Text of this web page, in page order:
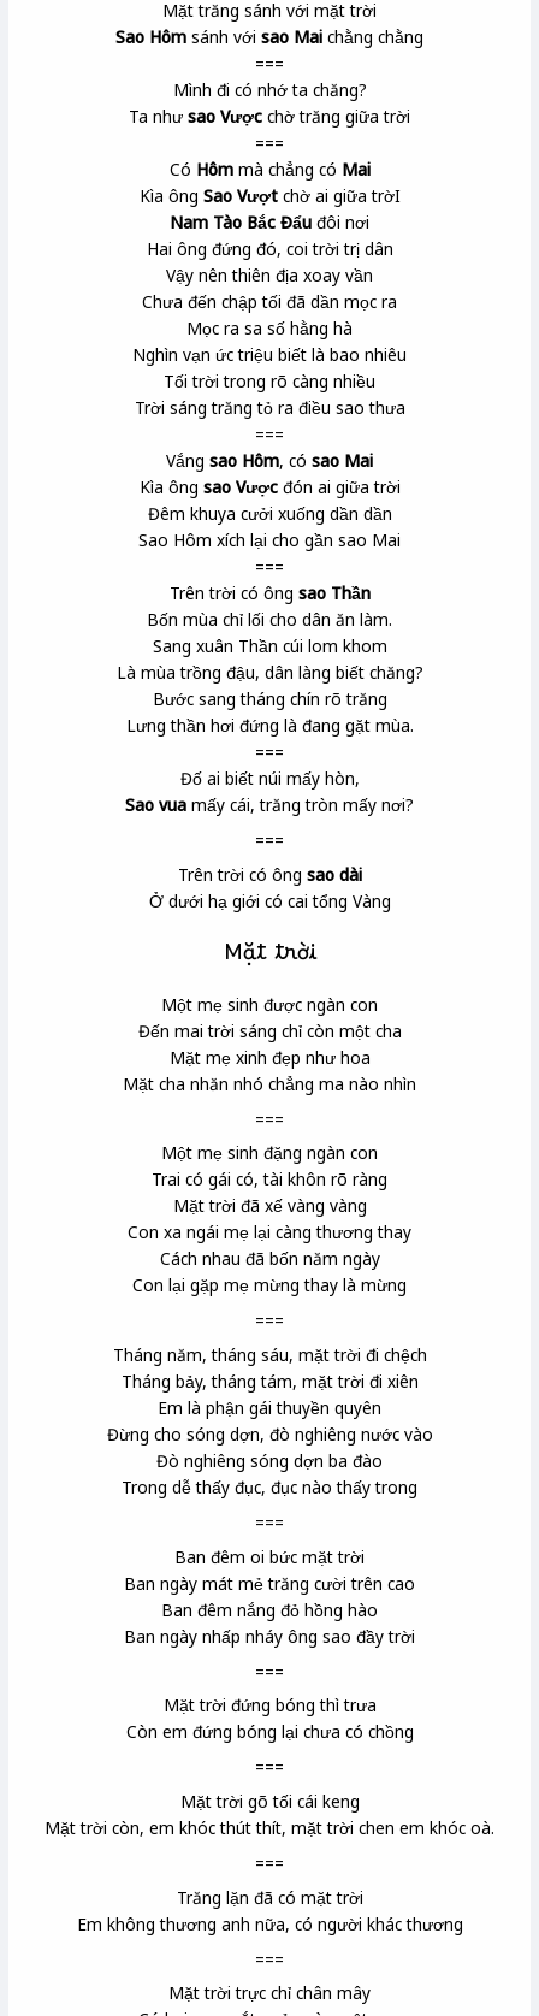
Mặt trăng sánh với mặt trời
Sao Hôm sánh với sao Mai chằng chằng
===
Mình đi có nhớ ta chăng?
Ta như sao Vược chờ trăng giữa trời
===
Có Hômmà chẳng có Mai
Kìa ông Sao Vượtchờ ai giữa trờI
Nam Tào Bắc Đẩu đôi nơi
Hai ông đứng đó, coi trời trị dân
Vậy nên thiên địa xoay vần
Chưa đến chập tối đã dần mọc ra
Mọc ra sa số hằng hà
Nghìn vạn ức triệu biết là bao nhiêu
Tối trời trong rõ càng nhiều
Trời sáng trăng tỏ ra điều sao thưa
===
Vắng sao Hôm, có sao Mai
Kìa ông sao Vượcđón ai giữa trời
Đêm khuya cưởi xuống dần dần
Sao Hôm xích lại cho gần sao Mai
===
Trên trời có ông sao Thần
Bốn mùa chỉ lối cho dân ăn làm.
Sang xuân Thần cúi lom khom
Là mùa trồng đậu, dân làng biết chăng?
Bước sang tháng chín rõ trăng
Lưng thần hơi đứng là đang gặt mùa.
===
Đố ai biết núi mấy hòn,
Sao vua mấy cái, trăng tròn mấy nơi?
===
Trên trời có ông sao dài
Ở dưới hạ giới có cai tổng Vàng
Mặt trời
Một mẹ sinh được ngàn con
Đến mai trời sáng chỉ còn một cha
Mặt mẹ xinh đẹp như hoa
Mặt cha nhăn nhó chẳng ma nào nhìn
===
Một mẹ sinh đặng ngàn con
Trai có gái có, tài khôn rõ ràng
Mặt trời đã xế vàng vàng
Con xa ngái mẹ lại càng thương thay
Cách nhau đã bốn năm ngày
Con lại gặp mẹ mừng thay là mừng
===
Tháng năm, tháng sáu, mặt trời đi chệch
Tháng bảy, tháng tám, mặt trời đi xiên
Em là phận gái thuyền quyên
Đừng cho sóng dợn, đò nghiêng nước vào
Đò nghiêng sóng dợn ba đào
Trong dễ thấy đục, đục nào thấy trong
===
Ban đêm oi bức mặt trời
Ban ngày mát mẻ trăng cười trên cao
Ban đêm nắng đỏ hồng hào
Ban ngày nhấp nháy ông sao đầy trời
===
Mặt trời đứng bóng thì trưa
Còn em đứng bóng lại chưa có chồng
===
Mặt trời gõ tối cái keng
Mặt trời còn, em khóc thút thít, mặt trời chen em khóc oà.
===
Trăng lặn đã có mặt trời
Em không thương anh nữa, có người khác thương
===
Mặt trời trực chỉ chân mây